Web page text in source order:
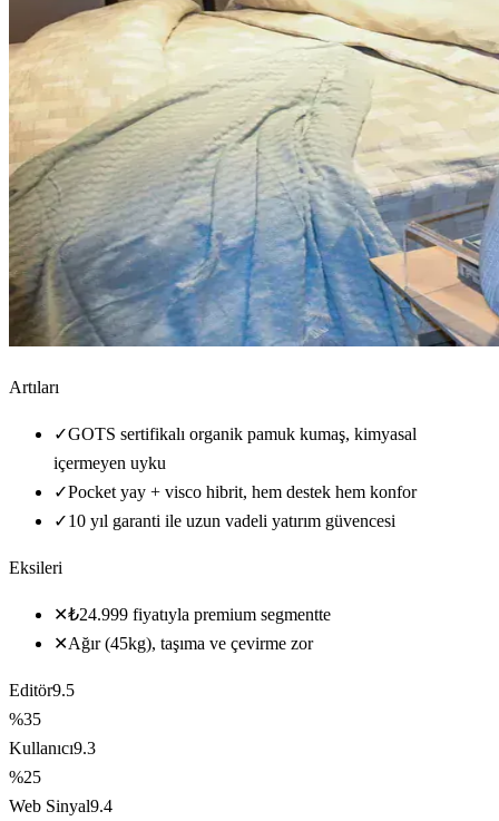
Artıları
✓GOTS sertifikalı organik pamuk kumaş, kimyasal
içermeyen uyku
✓Pocket yay + visco hibrit, hem destek hem konfor
✓10 yıl garanti ile uzun vadeli yatırım güvencesi
Eksileri
✕₺24.999 fiyatıyla premium segmentte
✕Ağır (45kg), taşıma ve çevirme zor
Editör9.5
%35
Kullanıcı9.3
%25
Web Sinyal9.4